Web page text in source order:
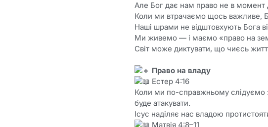
Але Бог дає нам право не в момент
Коли ми втрачаємо щось важливе,
Наші шрами не відштовхують Бога
Ми живемо — і маємо «право на
Світ може диктувати, що чиєсь
Право на владу
Естер 4:16
Коли ми по-справжньому слідуємо
буде атакувати.
Ісус наділяє нас владою
Матвія 4:8–11